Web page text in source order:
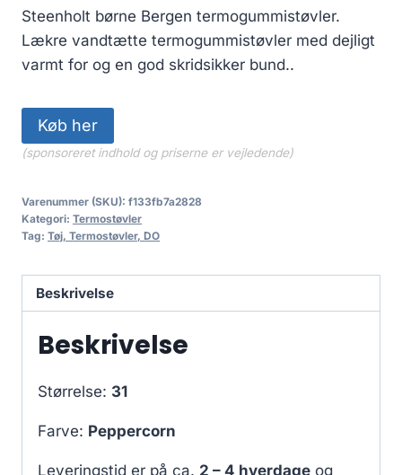
Steenholt børne Bergen termogummistøvler.
Lækre vandtætte termogummistøvler med dejligt
varmt for og en god skridsikker bund..
Køb her
(sponsoreret indhold og priserne er vejledende)
Varenummer (SKU): f133fb7a2828
Kategori: Termostøvler
Tag: Tøj, Termostøvler, DO
Beskrivelse
Beskrivelse
Størrelse: 31
Farve: Peppercorn
Leveringstid er på ca. 2 – 4 hverdage og